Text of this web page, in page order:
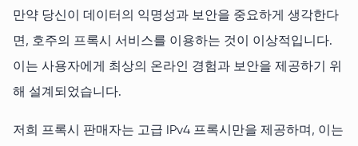
만약 당신이 데이터의 익명성과 보안을 중요하게 생각한다
면, 호주의 프록시 서비스를 이용하는 것이 이상적입니다.
이는 사용자에게 최상의 온라인 경험과 보안을 제공하기 위
해 설계되었습니다.
저희 프록시 판매자는 고급 IPv4 프록시만을 제공하며, 이는